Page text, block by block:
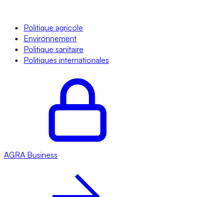
Politique agricole
Environnement
Politique sanitaire
Politiques internationales
AGRA Business